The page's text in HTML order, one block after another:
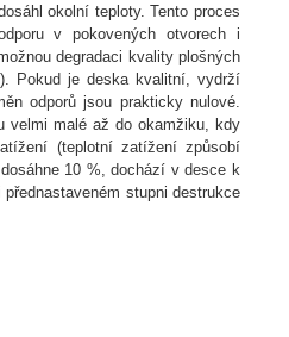
okolní teploty. Tento proces
v pokovených otvorech i
degradaci kvality plošných
Pokud je deska kvalitní, vydrží
odporů jsou prakticky nulové.
velmi malé až do okamžiku, kdy
(teplotní zatížení způsobí
10 %, dochází v desce k
stupni destrukce